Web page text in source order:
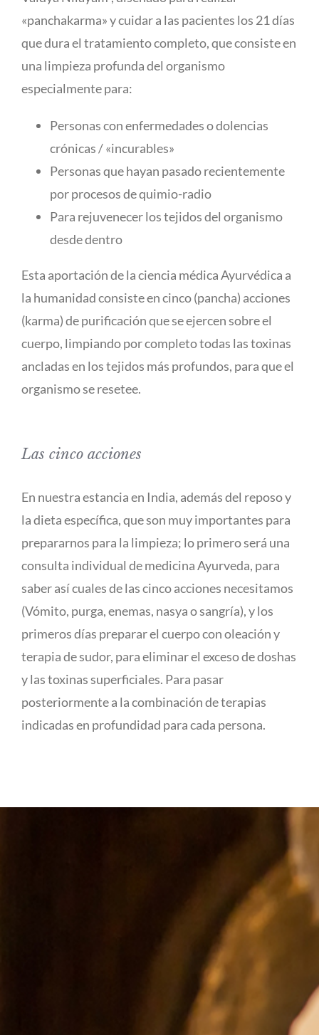
«panchakarma» y cuidar a las pacientes los 21 días
que dura el tratamiento completo, que consiste en
una limpieza profunda del organismo
especialmente para:
Personas con enfermedades o dolencias
crónicas / «incurables»
Personas que hayan pasado recientemente
por procesos de quimio-radio
Para rejuvenecer los tejidos del organismo
desde dentro
Esta aportación de la ciencia médica Ayurvédica a
la humanidad consiste en cinco (pancha) acciones
(karma) de purificación que se ejercen sobre el
cuerpo, limpiando por completo todas las toxinas
ancladas en los tejidos más profundos, para que el
organismo se resetee.
Las cinco acciones
En nuestra estancia en India, además del reposo y
la dieta específica, que son muy importantes para
prepararnos para la limpieza; lo primero será una
consulta individual de medicina Ayurveda, para
saber así cuales de las cinco acciones necesitamos
(Vómito, purga, enemas, nasya o sangría), y los
primeros días preparar el cuerpo con oleación y
terapia de sudor, para eliminar el exceso de doshas
y las toxinas superficiales. Para pasar
posteriormente a la combinación de terapias
indicadas en profundidad para cada persona.